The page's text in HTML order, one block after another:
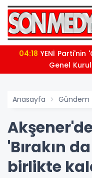
04:18
Genel
Anasayfa Gündem
'Bırakın
birlikte